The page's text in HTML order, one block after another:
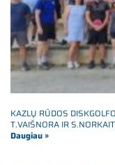
KAZLŲ RŪDOS
T.VAIŠNORA IR
Daugiau »